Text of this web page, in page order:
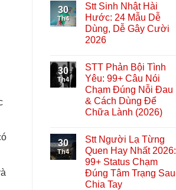
30
Th4
Stt Sinh Nhật Hài
Hước: 24 Mẫu Dễ
Dùng, Dễ Gây Cười
2026
30
Th4
STT Phản Bội Tình
Yêu: 99+ Câu Nói
Chạm Đúng Nỗi Đau
& Cách Dùng Để
Chữa Lành (2026)
30
Th4
Stt Người Lạ Từng
Quen Hay Nhất 2026:
99+ Status Chạm
Đúng Tâm Trạng Sau
Chia Tay